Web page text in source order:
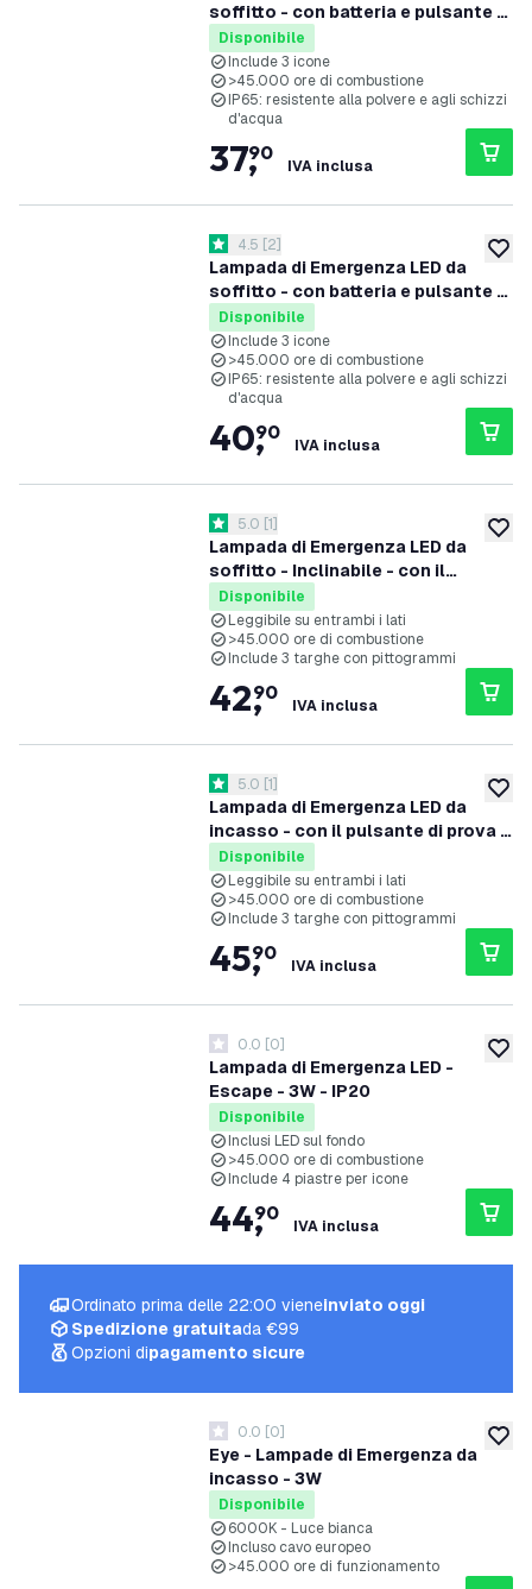
soffitto - con batteria e pulsante di
prova - IP65 - 4W
Disponibile
Include 3 icone
>45.000 ore di combustione
IP65: resistente alla polvere e agli schizzi
d'acqua
37,
90
IVA inclusa
Lampada di Emergenza LED da
soffitto - con batteria e pulsante di
prova - IP65 - 6.5W
apri il cassetto delle recensioni
4.5 stelle di valutazione
4.5 [2]
Disponibile
Include 3 icone
>45.000 ore di combustione
IP65: resistente alla polvere e agli schizzi
d'acqua
40,
90
IVA inclusa
Lampada di Emergenza LED da
soffitto - Inclinabile - con il
pulsante di prova IP20 – 2W
apri il cassetto delle recensioni
5 stelle di valutazione
5.0 [1]
Disponibile
Leggibile su entrambi i lati
>45.000 ore di combustione
Include 3 targhe con pittogrammi
42,
90
IVA inclusa
Lampada di Emergenza LED da
incasso - con il pulsante di prova -
IP20 – 2W
apri il cassetto delle recensioni
5 stelle di valutazione
5.0 [1]
Disponibile
Leggibile su entrambi i lati
>45.000 ore di combustione
Include 3 targhe con pittogrammi
45,
90
IVA inclusa
Lampada di Emergenza LED -
Escape - 3W - IP20
0 stelle di valutazione
0.0 [0]
Disponibile
Inclusi LED sul fondo
>45.000 ore di combustione
Include 4 piastre per icone
44,
90
IVA inclusa
Eye - Lampade di Emergenza da
incasso - 3W
0 stelle di valutazione
0.0 [0]
Disponibile
6000K - Luce bianca
Incluso cavo europeo
>45.000 ore di funzionamento
Ordinato prima delle 22:00 vieneinviato oggi
Spedizione gratuitada €99
Opzioni dipagamento sicure